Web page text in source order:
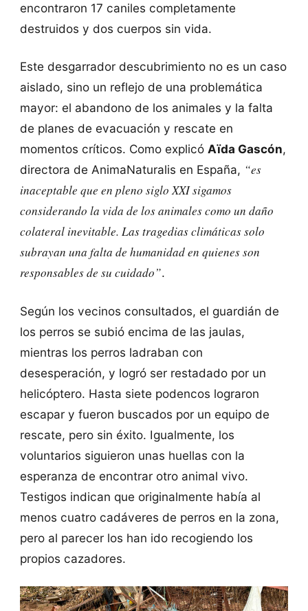
encontraron 17 caniles completamente
destruidos y dos cuerpos sin vida.
Este desgarrador descubrimiento no es un caso
aislado, sino un reflejo de una problemática
mayor: el abandono de los animales y la falta
de planes de evacuación y rescate en
momentos críticos. Como explicó Aïda Gascón,
directora de AnimaNaturalis en España, “es
inaceptable que en pleno siglo XXI sigamos
considerando la vida de los animales como un daño
colateral inevitable. Las tragedias climáticas solo
subrayan una falta de humanidad en quienes son
responsables de su cuidado”.
Según los vecinos consultados, el guardián de
los perros se subió encima de las jaulas,
mientras los perros ladraban con
desesperación, y logró ser restadado por un
helicóptero. Hasta siete podencos lograron
escapar y fueron buscados por un equipo de
rescate, pero sin éxito. Igualmente, los
voluntarios siguieron unas huellas con la
esperanza de encontrar otro animal vivo.
Testigos indican que originalmente había al
menos cuatro cadáveres de perros en la zona,
pero al parecer los han ido recogiendo los
propios cazadores.